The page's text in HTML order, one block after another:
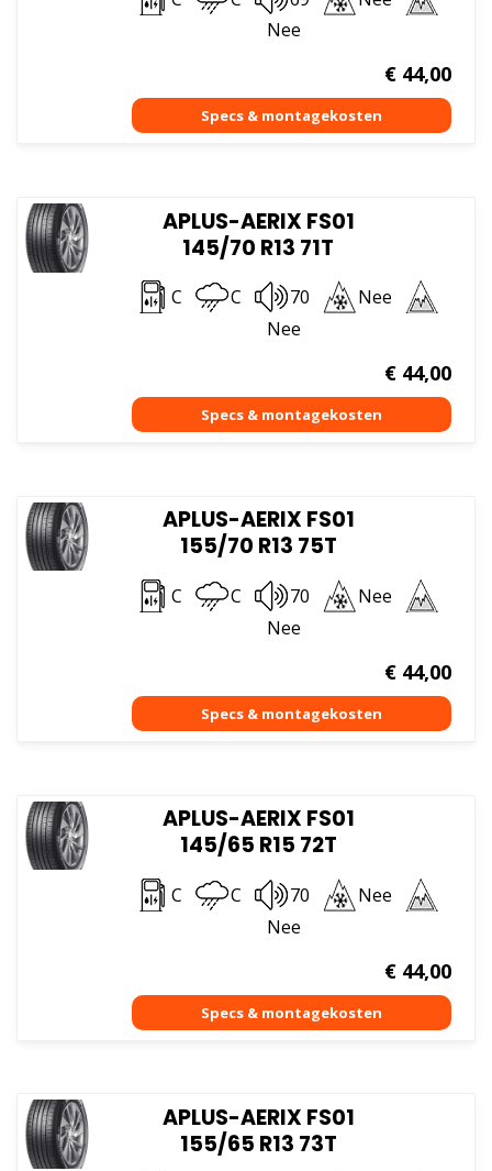
Nee
€44,00
APLUS-AERIX FS01
145/70 R13 71T
C C 70
Nee
Nee
€44,00
APLUS-AERIX FS01
155/70 R13 75T
C C 70
Nee
Nee
€44,00
APLUS-AERIX FS01
145/65 R15 72T
C C 70
Nee
Nee
€44,00
APLUS-AERIX FS01
155/65 R13 73T